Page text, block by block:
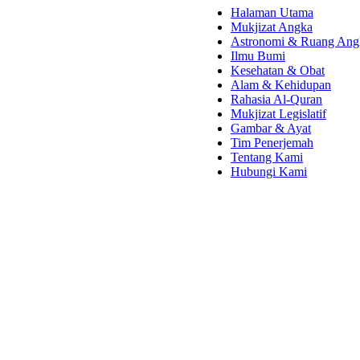
Halaman Utama
Mukjizat Angka
Astronomi & Ruang
Ilmu Bumi
Kesehatan & Obat
Alam & Kehidupan
Rahasia Al-Quran
Mukjizat Legislatif
Gambar & Ayat
Tim Penerjemah
Tentang Kami
Hubungi Kami